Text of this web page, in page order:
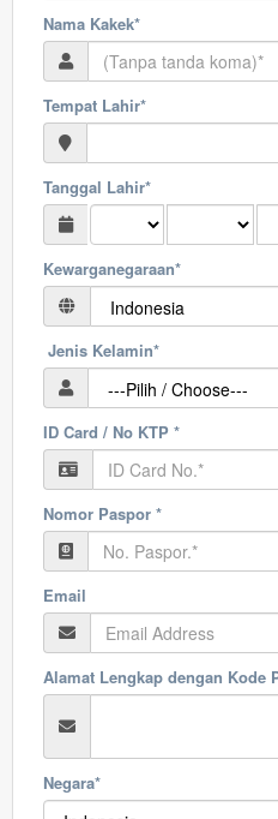
Nama Kakek*
Tempat Lahir*
Tanggal Lahir*
Kewarganegaraan*
Jenis Kelamin*
ID Card / No KTP *
Nomor Paspor *
Email
Alamat Lengkap dengan Kode
Negara*